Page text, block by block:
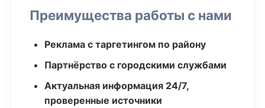
Преимущества работы с нами
Реклама с таргетингом по району
Партнёрство с городскими службами
Актуальная информация 24/7,
проверенные источники